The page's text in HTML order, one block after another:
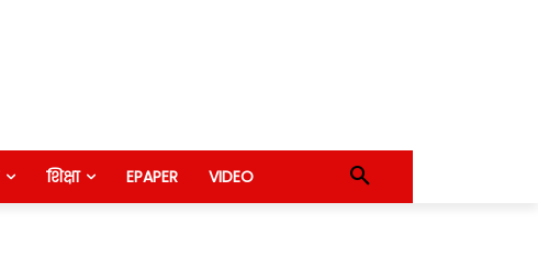
शिक्षा EPAPER VIDEO